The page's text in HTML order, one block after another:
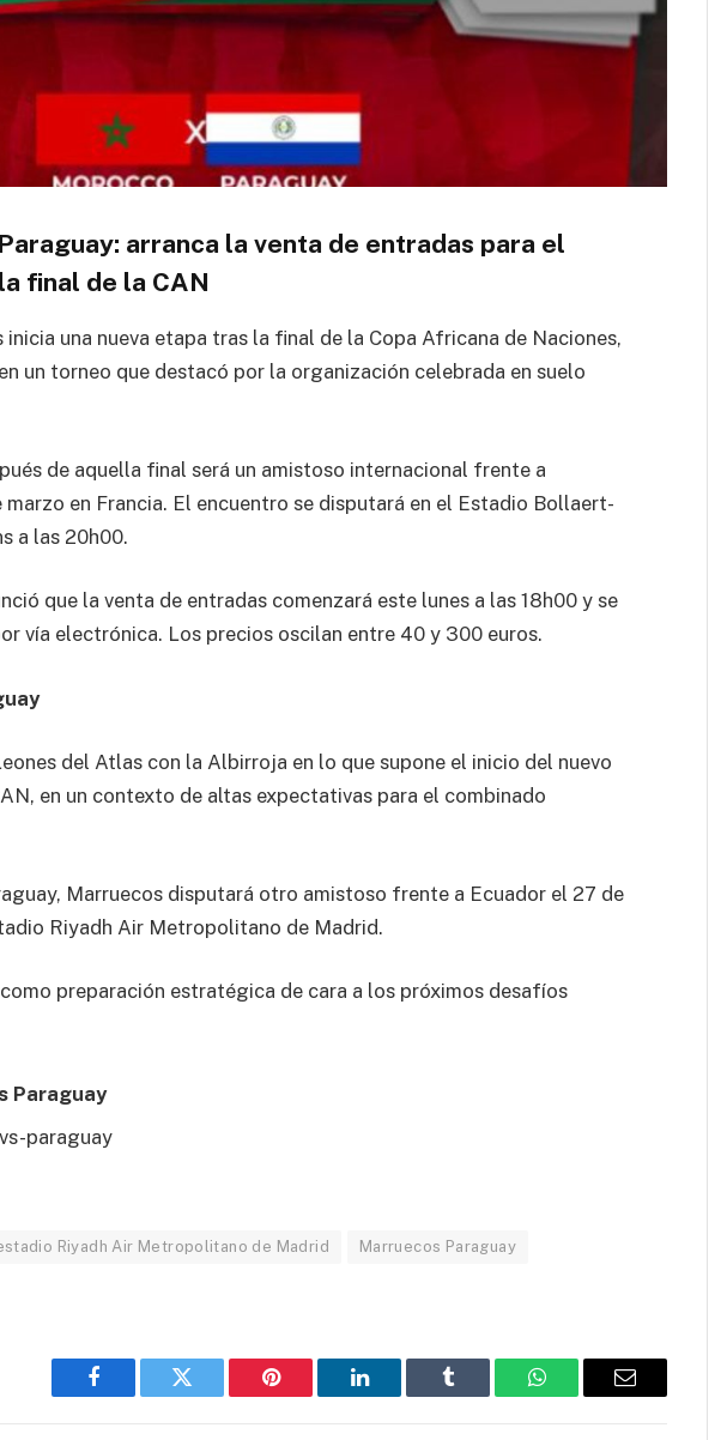
arranca la venta de entradas para el
final de la CAN
inicia una nueva etapa tras la final de la Copa Africana de Naciones,
en un torneo que destacó por la organización celebrada en suelo
de aquella final será un amistoso internacional frente a
marzo en Francia. El encuentro se disputará en el Estadio Bollaert-
a las 20h00.
que la venta de entradas comenzará este lunes a las 18h00 y se
vía electrónica. Los precios oscilan entre 40 y 300 euros.
del Atlas con la Albirroja en lo que supone el inicio del nuevo
en un contexto de altas expectativas para el combinado
Marruecos disputará otro amistoso frente a Ecuador el 27 de
Riyadh Air Metropolitano de Madrid.
preparación estratégica de cara a los próximos desafíos
Paraguay
paraguay
Riyadh Air Metropolitano de Madrid Marruecos Paraguay
Facebook Twitter Pinterest LinkedIn Tumblr WhatsAppEmail